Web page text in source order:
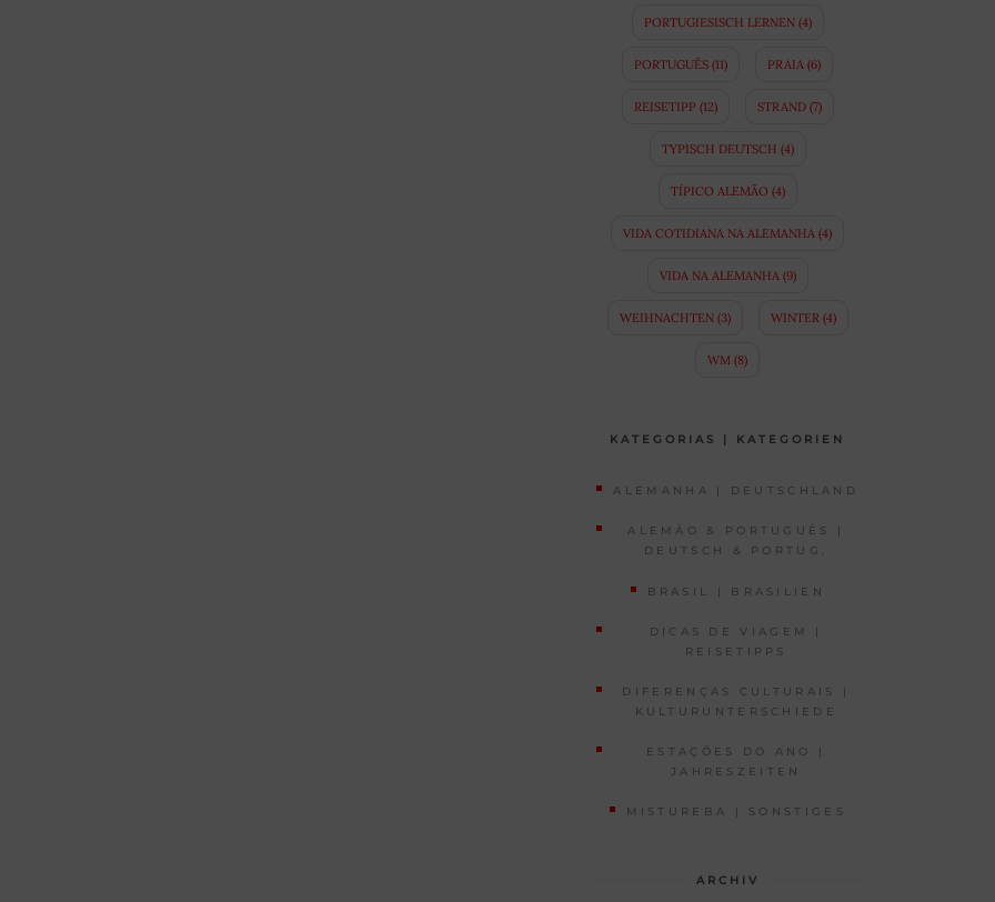
PORTUGIESISCH LERNEN(4)
PORTUGUÊS (11) PRAIA (6)
REISETIPP(12) STRAND(7)
TYPISCH DEUTSCH (4)
TÍPICO ALEMÃO (4)
VIDA COTIDIANA NA ALEMANHA (4)
VIDA NA ALEMANHA (9)
WEIHNACHTEN(3) WINTER (4)
WM (8)
KATEGORIAS | KATEGORIEN
ALEMANHA | DEUTSCHLAND
ALEMÃO & PORTUGUÊS |
DEUTSCH & PORTUG.
BRASIL | BRASILIEN
DICAS DE VIAGEM |
REISETIPPS
DIFERENÇAS CULTURAIS |
KULTURUNTERSCHIEDE
ESTAÇÕES DO ANO |
JAHRESZEITEN
MISTUREBA | SONSTIGES
ARCHIV